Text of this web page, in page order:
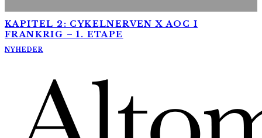
KAPITEL 2: CYKELNERVEN X AOC I
FRANKRIG – 1. ETAPE
NYHEDER